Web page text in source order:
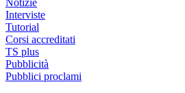
Notizie
Interviste
Tutorial
Corsi accreditati
TS plus
Pubblicità
Pubblici proclami